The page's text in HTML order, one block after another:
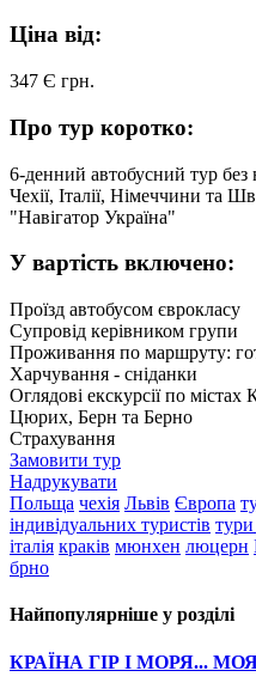
Ціна від:
347 Є грн.
Про тур коротко:
6-денний автобусний тур без
Чехії, Італії, Німеччини та
"Навігатор Україна"
У вартість включено:
Проїзд автобусом єврокласу
Супровід керівником групи
Проживання по маршруту:
Харчування - сніданки
Оглядові екскурсії по містах
Цюрих, Берн та Берно
Страхування
Замовити тур
Надрукувати
Польща чехія Львів Європа
індивідуальних туристів
італія краків мюнхен люцерн
брно
Найпопулярніше у розділі
КРАЇНА ГІР І МОРЯ...